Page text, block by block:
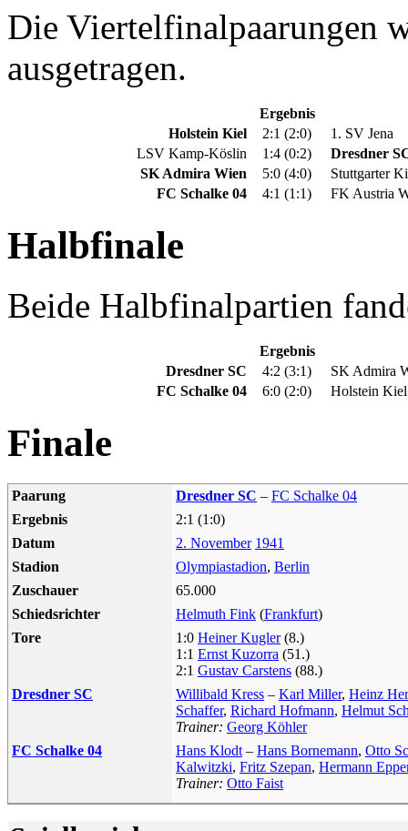
Die Viertelfinalpaarungen
ausgetragen.
Ergebnis
Holstein Kiel
2:1 (2:0)
1. SV Jena
LSV Kamp-Köslin
1:4 (0:2)
Dresdner
SK Admira Wien
5:0 (4:0)
Stuttgarter
FC Schalke 04
4:1 (1:1) FK Austria
Halbfinale
Beide Halbfinalpartien
Ergebnis
Dresdner SC
4:2 (3:1)
SK Admira
FC Schalke 04
6:0 (2:0) Holstein Kiel
Finale
Paarung Dresdner SC – FC Schalke 04
Ergebnis
2:1 (1:0)
Datum
2. November 1941
Stadion
Olympiastadion, Berlin
Zuschauer
65.000
Schiedsrichter
Helmuth Fink (Frankfurt)
Tore
1:0 Heiner Kugler(8.)
1:1 Ernst Kuzorra (51.)
2:1 Gustav Carstens (88.)
Dresdner SC
Willibald Kress – Karl Miller, Heinz
Schaffer, Richard Hofmann, Helmut
Trainer: Georg Köhler
FC Schalke 04
Hans Klodt – Hans Bornemann, Otto
Kalwitzki, Fritz Szepan, Hermann
Trainer: Otto Faist